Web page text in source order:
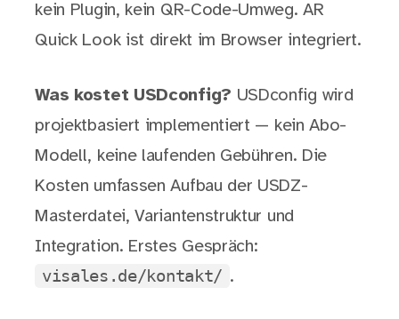
kein Plugin, kein QR-Code-Umweg. AR
Quick Look ist direkt im Browser integriert.
Was kostet USDconfig? USDconfig wird
projektbasiert implementiert — kein Abo-
Modell, keine laufenden Gebühren. Die
Kosten umfassen Aufbau der USDZ-
Masterdatei, Variantenstruktur und
Integration. Erstes Gespräch:
visales.de/kontakt/ .